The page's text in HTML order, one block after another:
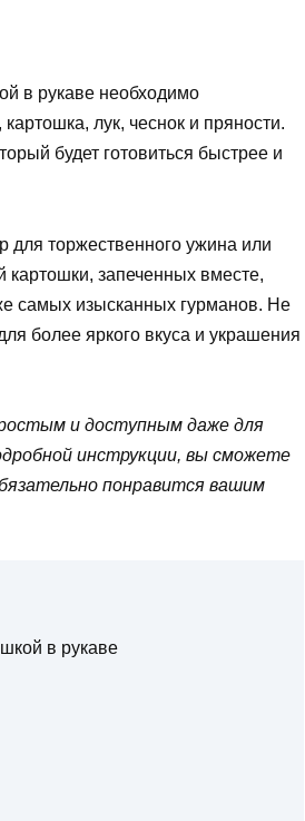
в рукаве необходимо
лук, чеснок и пряности.
будет готовиться быстрее и
для торжественного ужина или
запеченных вместе,
самых изысканных гурманов. Не
более яркого вкуса и украшения
и доступным даже для
инструкции, вы сможете
понравится вашим
в рукаве